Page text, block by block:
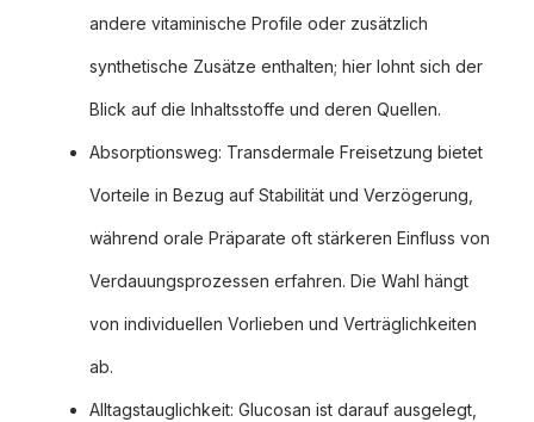
andere vitaminische Profile oder zusätzlich
synthetische Zusätze enthalten; hier lohnt sich der
Blick auf die Inhaltsstoffe und deren Quellen.
Absorptionsweg: Transdermale Freisetzung bietet
Vorteile in Bezug auf Stabilität und Verzögerung,
während orale Präparate oft stärkeren Einfluss von
Verdauungsprozessen erfahren. Die Wahl hängt
von individuellen Vorlieben und Verträglichkeiten
ab.
Alltagstauglichkeit: Glucosan ist darauf ausgelegt,